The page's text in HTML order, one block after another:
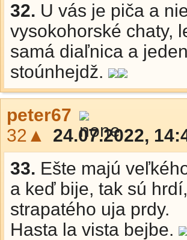
32. U vás je piča a
vysokohorské chaty,
samá diaľnica a jeden
stoúnhejdž.
peter67
32▲
24.07.2022,
33. Ešte majú
a keď bije, tak sú
strapatého uja prdy.
Hasta la vista bejbe.